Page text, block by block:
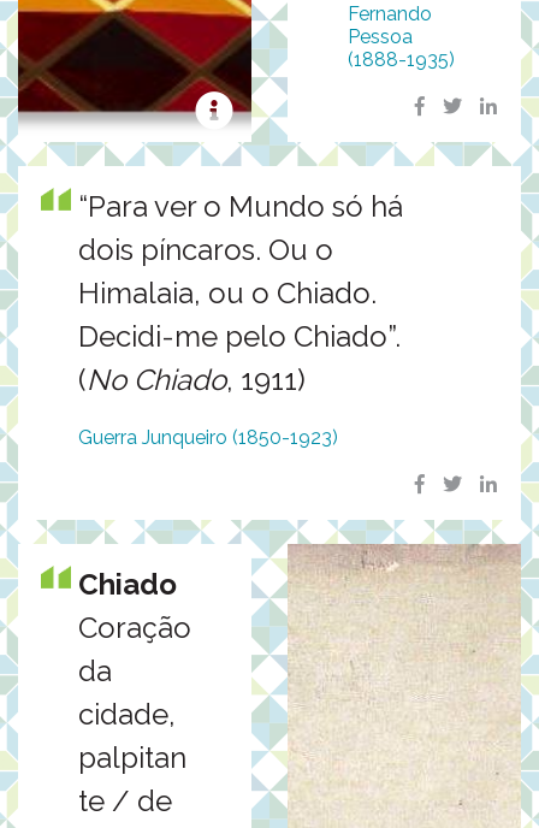
Fernando
Pessoa
(1888-1935)
“Para ver o Mundo só há
dois píncaros. Ou o
Himalaia, ou o Chiado.
Decidi-me pelo Chiado”.
(No Chiado, 1911)
Guerra Junqueiro (1850-1923)
Chiado
Coração
da
cidade,
palpitan
te / de